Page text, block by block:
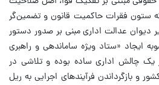
ستون فقرات حاکمیت قانون و تضمین‌گر
دیوان عدالت اداری مبنی بر صدور دستور
ایجاد «ستاد ویژه ساماندهی و راهبری
یک چالش اداری ساده بوده و تلاشی در
و بازگرداندن فرآیندهای اجرایی به ریل